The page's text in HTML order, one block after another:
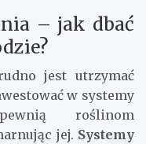
– jak dbać
jest utrzymać
w systemy
roślinom
jej. Systemy